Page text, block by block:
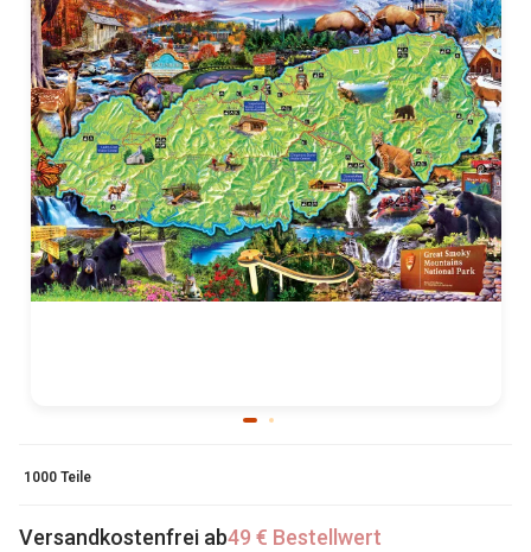
1000 Teile
Versandkostenfrei ab49 € Bestellwert